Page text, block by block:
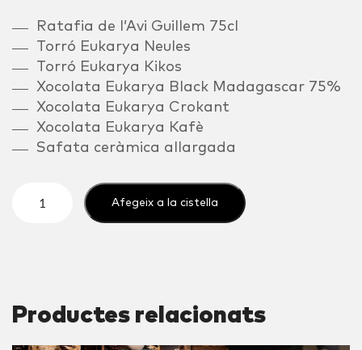
Ratafia de l’Avi Guillem 75cl
Torró Eukarya Neules
Torró Eukarya Kikos
Xocolata Eukarya Black Madagascar 75%
Xocolata Eukarya Crokant
Xocolata Eukarya Kafè
Safata ceràmica allargada
Afegeix a la cistella
Productes relacionats